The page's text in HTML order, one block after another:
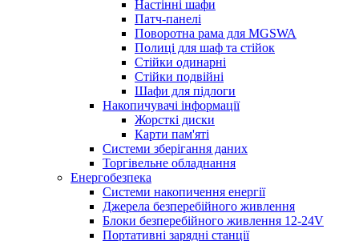
Настінні шафи
Патч-панелі
Поворотна рама для MGSWA
Полиці для шаф та стійок
Стійки одинарні
Стійки подвійні
Шафи для підлоги
Накопичувачі інформації
Жорсткі диски
Карти пам'яті
Системи зберігання даних
Торгівельне обладнання
Енергобезпека
Системи накопичення енергії
Джерела безперебійного живлення
Блоки безперебійного живлення 12-24V
Портативні зарядні станції